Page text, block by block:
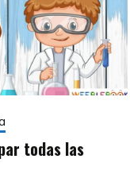
todas las